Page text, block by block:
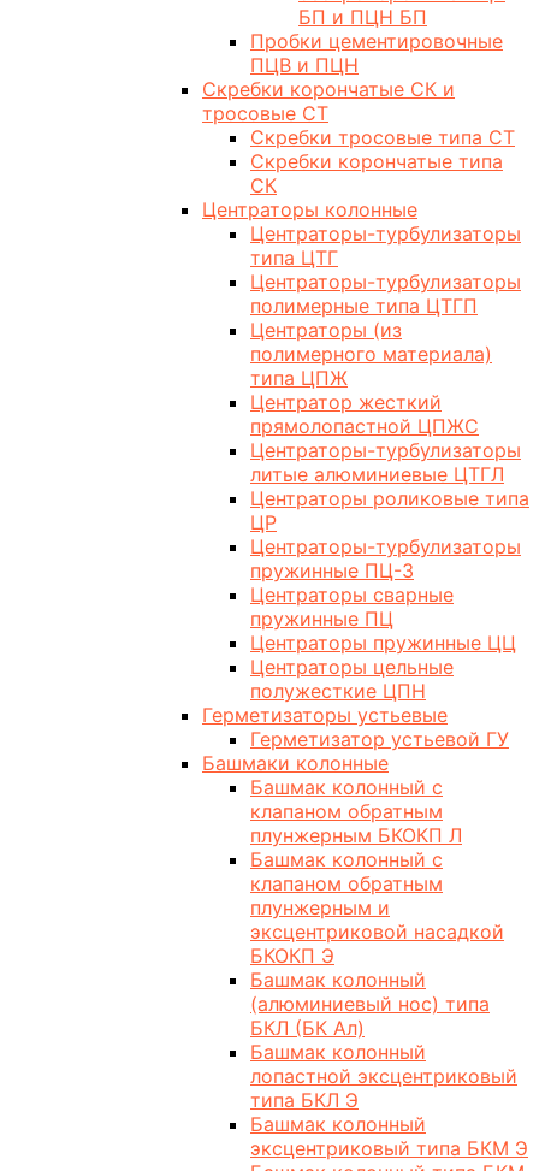
БП и ПЦН БП
Пробки цементировочные
ПЦВ и ПЦН
Скребки корончатые СК и
тросовые СТ
Скребки тросовые типа СТ
Скребки корончатые типа
СК
Центраторы колонные
Центраторы-турбулизаторы
типа ЦТГ
Центраторы-турбулизаторы
полимерные типа ЦТГП
Центраторы (из
полимерного материала)
типа ЦПЖ
Центратор жесткий
прямолопастной ЦПЖС
Центраторы-турбулизаторы
литые алюминиевые ЦТГЛ
Центраторы роликовые типа
ЦР
Центраторы-турбулизаторы
пружинные ПЦ-3
Центраторы сварные
пружинные ПЦ
Центраторы пружинные ЦЦ
Центраторы цельные
полужесткие ЦПН
Герметизаторы устьевые
Герметизатор устьевой ГУ
Башмаки колонные
Башмак колонный с
клапаном обратным
плунжерным БКОКП Л
Башмак колонный с
клапаном обратным
плунжерным и
эксцентриковой насадкой
БКОКП Э
Башмак колонный
(алюминиевый нос) типа
БКЛ (БК Ал)
Башмак колонный
лопастной эксцентриковый
типа БКЛ Э
Башмак колонный
эксцентриковый типа БКМ Э